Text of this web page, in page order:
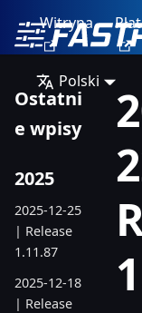
Witryna
Polski
Ostatni
e wpisy
2025
2025-12-25
| Release
1.11.87
2025-12-18
| Release